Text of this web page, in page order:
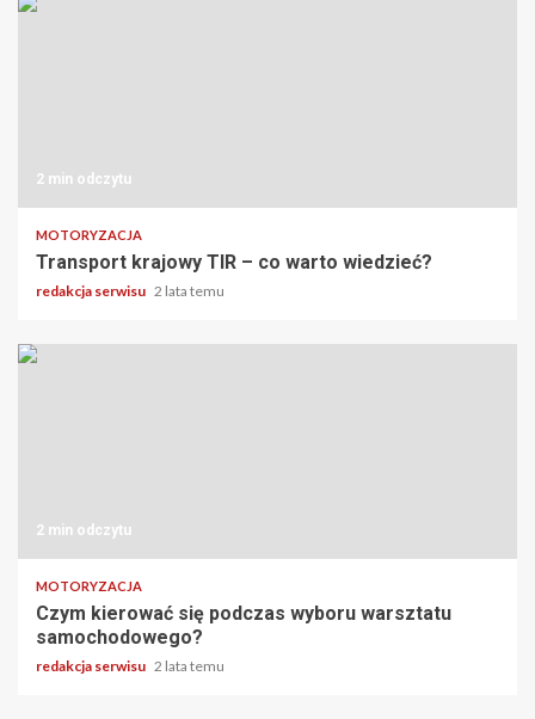
2 min odczytu
MOTORYZACJA
Transport krajowy TIR – co warto wiedzieć?
redakcja serwisu 2 lata temu
2 min odczytu
MOTORYZACJA
Czym kierować się podczas wyboru warsztatu
samochodowego?
redakcja serwisu 2 lata temu